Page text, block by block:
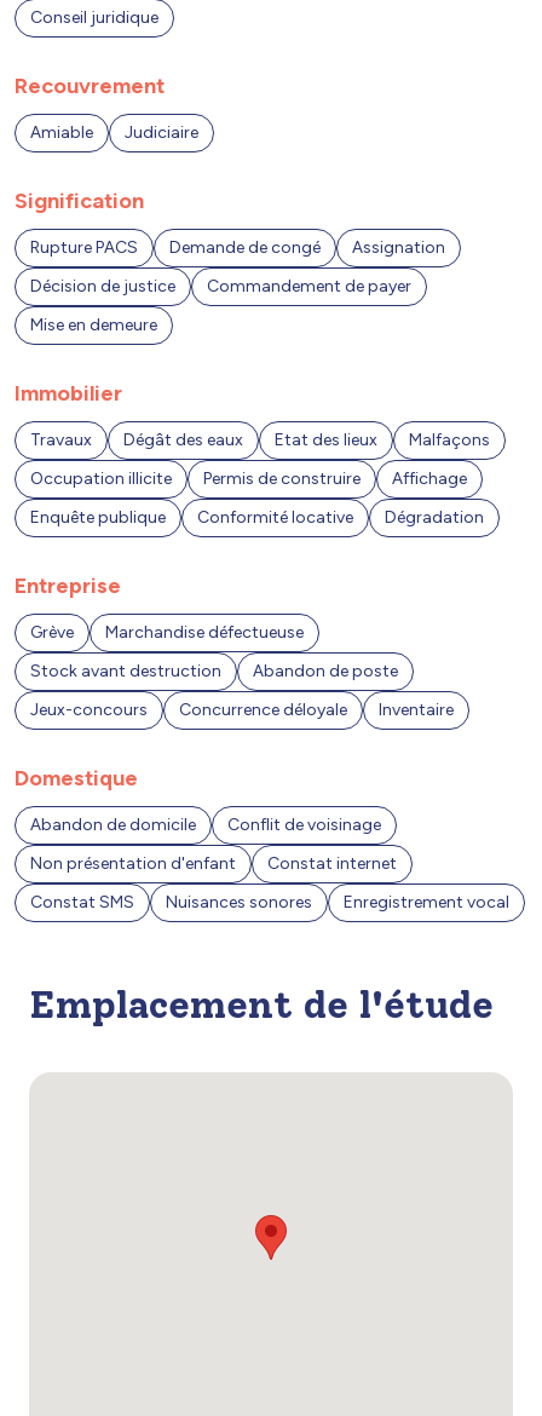
Conseil juridique
Recouvrement
Amiable Judiciaire
Signification
Rupture PACS Demande de congé
Assignation
Décision de justice
Commandement de payer
Mise en demeure
Immobilier
Travaux Dégât des eaux Etat des lieux
Malfaçons
Occupation illicite
Permis de construire
Affichage
Enquête publique
Conformité locative Dégradation
Entreprise
Grève
Marchandise défectueuse
Stock avant destruction
Abandon de poste
Jeux-concours
Concurrence déloyale Inventaire
Domestique
Abandon de domicile
Conflit de voisinage
Non présentation d'enfant
Constat internet
Constat SMS
Nuisances sonores Enregistrement vocal
Emplacement de l'étude